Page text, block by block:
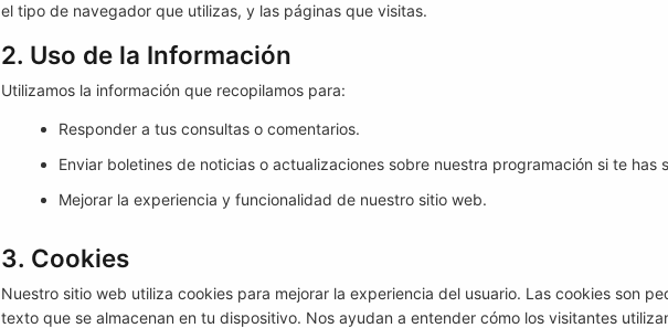
el tipo de navegador que utilizas, y las páginas que visitas.
2. Uso de la Información
Utilizamos la información que recopilamos para:
Responder a tus consultas o comentarios.
Enviar boletines de noticias o actualizaciones sobre nuestra programación si te has
Mejorar la experiencia y funcionalidad de nuestro sitio web.
3. Cookies
Nuestro sitio web utiliza cookies para mejorar la experiencia del usuario. Las cookies son
texto que se almacenan en tu dispositivo. Nos ayudan a entender cómo los visitantes